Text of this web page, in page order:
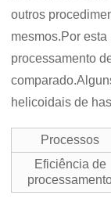
outros
mesmos.Por
processamento
helicoidais de
Processos
Eficiência de